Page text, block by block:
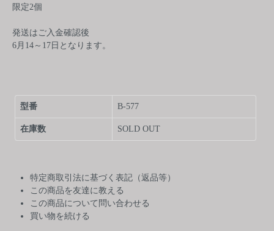
限定2個
発送はご入金確認後
6月14～17日となります。
型番 B-577
在庫数 SOLD OUT
特定商取引法に基づく表記（返品等）
この商品を友達に教える
この商品について問い合わせる
買い物を続ける